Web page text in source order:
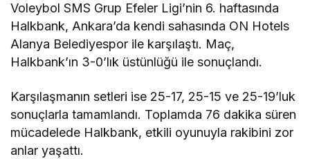
Voleybol SMS Grup Efeler Ligi’nin 6. haftasında
Halkbank, Ankara’da kendi sahasında ON Hotels
Alanya Belediyespor ile karşılaştı. Maç,
Halkbank’ın 3-0’lık üstünlüğü ile sonuçlandı.
Karşılaşmanın setleri ise 25-17, 25-15 ve 25-19’luk
sonuçlarla tamamlandı. Toplamda 76 dakika süren
mücadelede Halkbank, etkili oyunuyla rakibini zor
anlar yaşattı.